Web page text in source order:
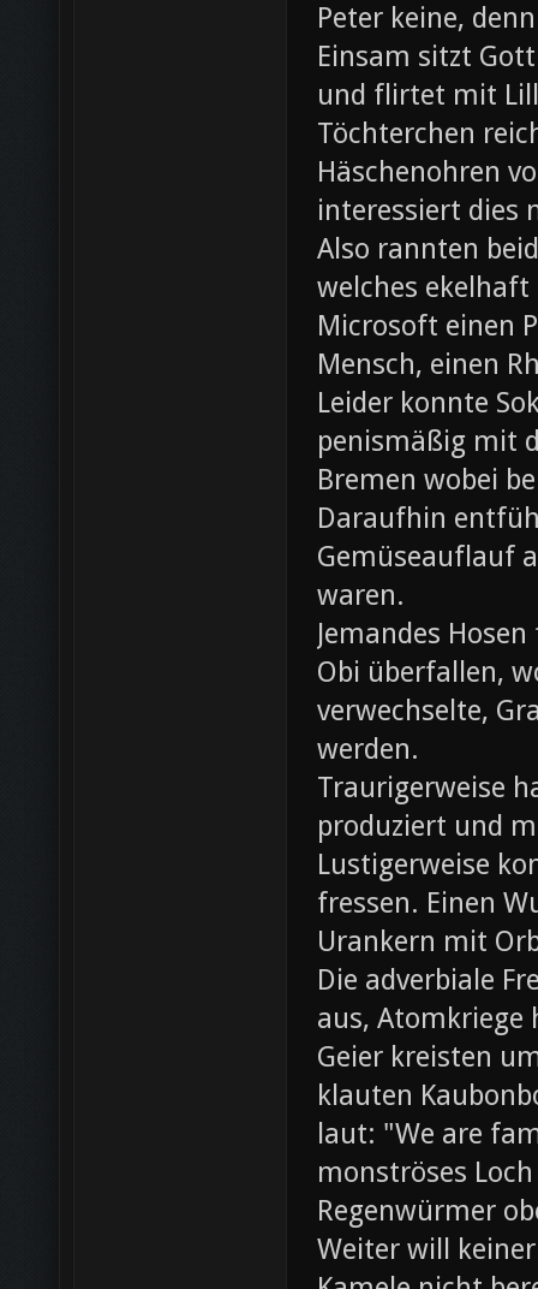
Peter keine,
Einsam sitzt
und flirtet mit
Töchterchen
Häschenohren
interessiert dies
Also rannten
welches
Microsoft einen
Mensch, einen
Leider konnte
penismäßig mit
Bremen wobei
Daraufhin
Gemüseauflauf
waren.
Jemandes
Obi überfallen,
verwechselte,
werden.
Traurigerweise
produziert und
Lustigerweise
fressen. Einen
Urankern mit
Die adverbiale
aus,
Geier kreisten
klauten
laut: "We are
monströses
Regenwürmer
Weiter will